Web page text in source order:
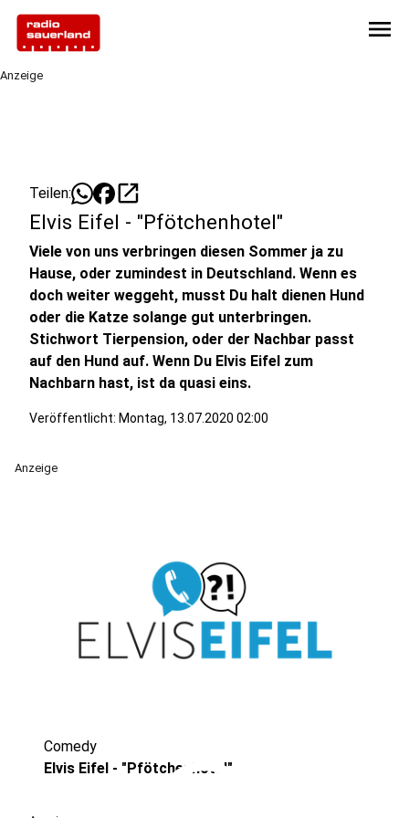
menu
Anzeige
Teilen: open_in_new
Elvis Eifel - "Pfötchenhotel"
Viele von uns verbringen diesen Sommer ja zu
Hause, oder zumindest in Deutschland. Wenn es
doch weiter weggeht, musst Du halt dienen Hund
oder die Katze solange gut unterbringen.
Stichwort Tierpension, oder der Nachbar passt
auf den Hund auf. Wenn Du Elvis Eifel zum
Nachbarn hast, ist da quasi eins.
Veröffentlicht: Montag, 13.07.2020 02:00
Anzeige
Comedy
Elvis Eifel - "Pfötchenhotel"